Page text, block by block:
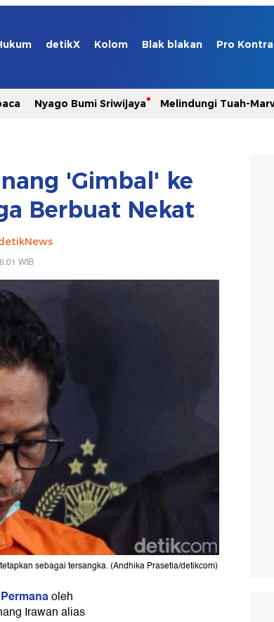
detikX Kolom Blak blakan Pro Kontra
Nyago Bumi Sriwijaya Melindungi Tuah-
'Gimbal' ke
Berbuat Nekat
WIB
sebagai tersangka. (Andhika Prasetia/detikcom)
oleh
Irawan alias